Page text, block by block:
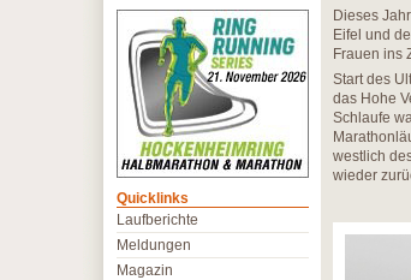
Dieses
Eifel und
Frauen ins
Start des
das Hohe
Schlaufe
westlich
wieder
Quicklinks
Laufberichte
Meldungen
Magazin